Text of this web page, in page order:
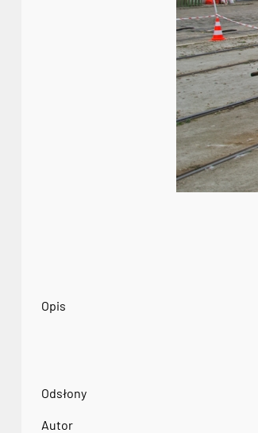
Opis
Odsłony
Autor